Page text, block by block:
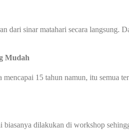
dari sinar matahari secara
Mudah
15 tahun namun, itu semua
biasanya dilakukan di workshop